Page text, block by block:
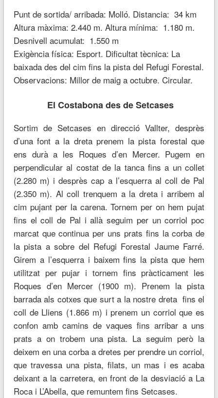
Punt de sortida/ arribada: Molló. Distancia: 34 km
Altura màxima: 2.440 m. Altura mínima: 1.180 m.
Desnivell acumulat: 1.550 m
Exigència física: Esport. Dificultat tècnica: La
baixada des del cim fins la pista del Refugi Forestal.
Observacions: Millor de maig a octubre. Circular.
El Costabona des de Setcases
Sortim de Setcases en direcció Vallter, desprès
d’una font a la dreta prenem la pista forestal que
ens durà a les Roques d’en Mercer. Pugem en
perpendicular al costat de la tanca fins a un collet
(2.280 m) i desprès cap a l’esquerra al coll de Pal
(2.350 m). Al coll trenquem a la dreta i arribem al
cim pujant per la carena. Tornem per on hem pujat
fins el coll de Pal i allà seguim per un corriol poc
marcat que continua per uns prats fins la corba de
la pista a sobre del Refugi Forestal Jaume Farré.
Girem a l’esquerra i baixem fins la pista que hem
utilitzat per pujar i tornem fins pràcticament les
Roques d’en Mercer (1900 m). Prenem la pista
barrada als cotxes que surt a la nostre dreta fins el
coll de Lliens (1.866 m) i prenem un corriol que es
confon amb camins de vaques fins arribar a uns
prats a on trobem una pista. La seguim però la
deixem en una corba a dretes per prendre un corriol,
que travessa una pista, filats, un mas i es acaba
deixant a la carretera, en front de la desviació a La
Roca i L’Abella, que remuntem fins Setcases.